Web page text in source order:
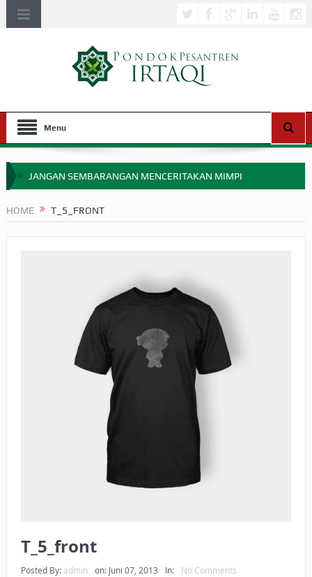
Menu
JANGAN SEMBARANGAN MENCERITAKAN MIMPI
HAKIKAT NIKMAT DI DUNIA!
BAGAIMANA CARA MEMBAYAR ZAKAT UANG?
UANG HARAM BISA MENJADI HALAL JIKA SEBAB
KEPEMILIKANNYA BERUBAH
ISTIDLAL BATIL VS ISTIDLAL SYAR’I
BAHASA CINTA KARENA ALLAH
HUKUM MEMBAYAR ZAKAT DENGAN CARA MENGANGSUR
HOME T_5_FRONT
T_5_front
Posted By: admin on: Juni 07, 2013 In: No Comments